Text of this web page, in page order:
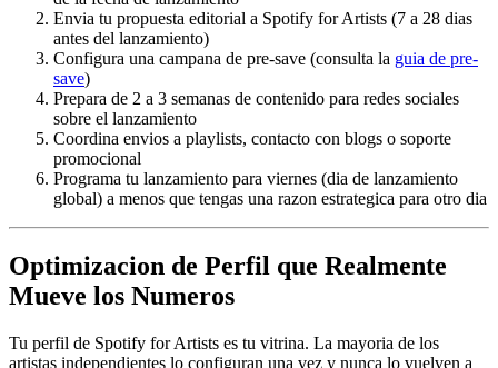
Envia tu propuesta editorial a Spotify for Artists (7 a 28 dias
antes del lanzamiento)
Configura una campana de pre-save (consulta la guia de pre-
save)
Prepara de 2 a 3 semanas de contenido para redes sociales
sobre el lanzamiento
Coordina envios a playlists, contacto con blogs o soporte
promocional
Programa tu lanzamiento para viernes (dia de lanzamiento
global) a menos que tengas una razon estrategica para otro dia
Optimizacion de Perfil que Realmente
Mueve los Numeros
Tu perfil de Spotify for Artists es tu vitrina. La mayoria de los
artistas independientes lo configuran una vez y nunca lo vuelven a